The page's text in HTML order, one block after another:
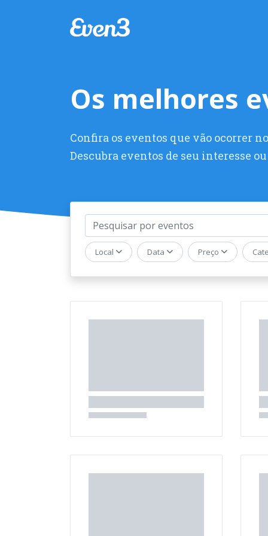
Os melhores
Confira os eventos que vão ocorrer
Descubra eventos de seu interesse
Evento
Local Data Preço